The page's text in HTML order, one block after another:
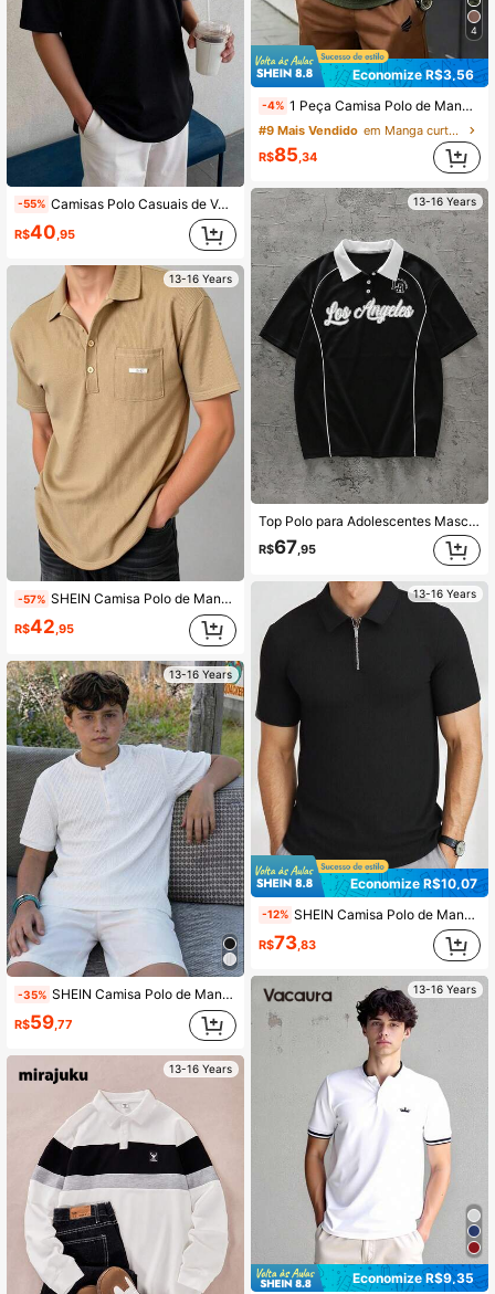
-55% Camisas Polo Casuais de Verão Soltas, Versáteis, de Manga Curta para Meninos Adolescentes
R$40 ,95
13-16 Years
-57% SHEIN Camisa Polo de Manga Curta Casual para Meninos Adolescentes, Estilo Esportivo e Punk Rock de Rua para a Escola, Adequada para Uso Diário, Festa, Festival de Música, Apropriada para Primavera/Verão
R$42,95
13-16 Years
-35% SHEIN Camisa Polo de Manga Curta com Gola Pequena em Pé, Tecido Texturizado Branco, Respirável, Casual, Básica, Simples e Confortável, para Adolescentes, Verão, Primavera, Uso Diário, Esportes, Passeios, Escola, Festas, Festivais, Ensaios Fotográficos
R$59,77
13-16 Years
4
Economize R$3,56
-4% 1 Peça Camisa Polo de Manga Curta Nova de Verão, Simples Casual Verde Exército Jacquard 3D Ajuste Solto Gola Clássica Item de Moda Essencial para Uso Diário, Estilo Streetwear Minimalista Energético Detalhes Chamativos Look de Verão Fresco
#9 Mais Vendido
em Manga curta Camisas polo para meninos adolescen
R$85 ,34
13-16 Years
Top Polo para Adolescentes Masculinos, Top Polo Casual de Manga Curta com Estampa de Letra, Gola, Estampa "Los Angeles", Adequada para Uso Casual, Volta às Aulas, Estilo Universitário
R$67,95
13-16 Years
Economize R$10,07
-12% SHEIN Camisa Polo de Manga Curta com Zíper Parcial Casual para Adolescentes, Streetwear Esportivo Estilo Punk Rock Escolar, Adequado para Primavera/Verão, Preto
R$73 ,83
13-16 Years
Economize R$9,35